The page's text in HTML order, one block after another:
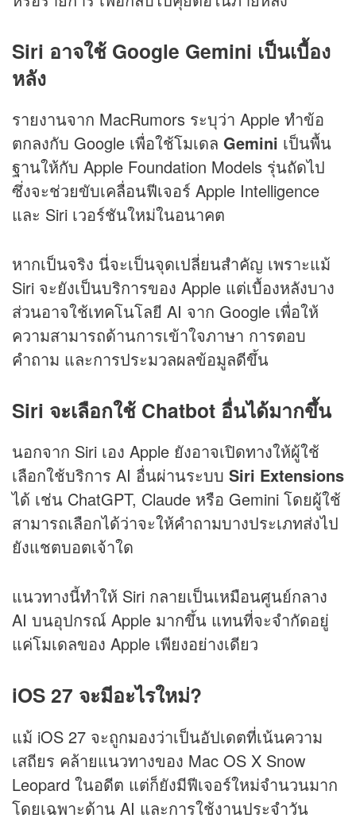
Siri อาจใช้ Google Gemini เป็นเบื้อง
หลัง
รายงานจาก MacRumors ระบุว่า Apple ทำข้อ
ตกลงกับ Google เพื่อใช้โมเดล Gemini เป็นพื้น
ฐานให้กับ Apple Foundation Models รุ่นถัดไป
ซึ่งจะช่วยขับเคลื่อนฟีเจอร์ Apple Intelligence
และ Siri เวอร์ชันใหม่ในอนาคต
หากเป็นจริง นี่จะเป็นจุดเปลี่ยนสำคัญ เพราะแม้
Siri จะยังเป็นบริการของ Apple แต่เบื้องหลังบาง
ส่วนอาจใช้เทคโนโลยี AI จาก Google เพื่อให้
ความสามารถด้านการเข้าใจภาษา การตอบ
คำถาม และการประมวลผลข้อมูลดีขึ้น
Siri จะเลือกใช้ Chatbot อื่นได้มากขึ้น
นอกจาก Siri เอง Apple ยังอาจเปิดทางให้ผู้ใช้
เลือกใช้บริการ AI อื่นผ่านระบบ Siri Extensions
ได้ เช่น ChatGPT, Claude หรือ Gemini โดยผู้ใช้
สามารถเลือกได้ว่าจะให้คำถามบางประเภทส่งไป
ยังแชตบอตเจ้าใด
แนวทางนี้ทำให้ Siri กลายเป็นเหมือนศูนย์กลาง
AI บนอุปกรณ์ Apple มากขึ้น แทนที่จะจำกัดอยู่
แค่โมเดลของ Apple เพียงอย่างเดียว
iOS 27 จะมีอะไรใหม่?
แม้ iOS 27 จะถูกมองว่าเป็นอัปเดตที่เน้นความ
เสถียร คล้ายแนวทางของ Mac OS X Snow
Leopard ในอดีต แต่ก็ยังมีฟีเจอร์ใหม่จำนวนมาก
โดยเฉพาะด้าน AI และการใช้งานประจำวัน